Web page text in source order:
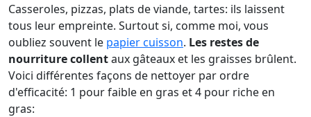
Casseroles, pizzas, plats de viande, tartes: ils laissent
tous leur empreinte. Surtout si, comme moi, vous
oubliez souvent le papier cuisson. Les restes de
nourriture collentaux gâteaux et les graisses brûlent.
Voici différentes façons de nettoyer par ordre
d'efficacité: 1 pour faible en gras et 4 pour riche en
gras: